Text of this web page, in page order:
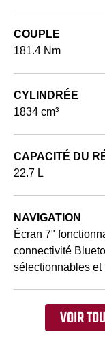
COUPLE
181.4 Nm
CYLINDRÉE
1834 cm³
CAPACITÉ DU
22.7 L
NAVIGATION
Écran 7"
connectivité
sélectionnables et
VOIR